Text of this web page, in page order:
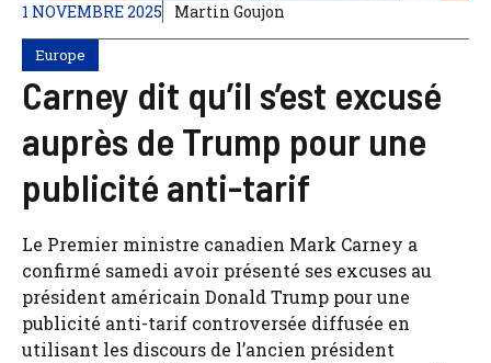
1 NOVEMBRE 2025 Martin Goujon
Europe
Carney dit qu’il s’est excusé
auprès de Trump pour une
publicité anti-tarif
Le Premier ministre canadien Mark Carney a
confirmé samedi avoir présenté ses excuses au
président américain Donald Trump pour une
publicité anti-tarif controversée diffusée en
utilisant les discours de l’ancien président